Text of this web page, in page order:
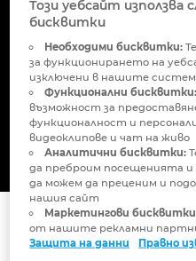
Impulses
Please fill out the
Технологии за
Потребителски
Конфигурация
PDM / PLM Integration
EPLAN Data Portal
EPLAN Образование
EPLAN Образование
EPLAN Collaboration
Бруней
България
Великобритания
Германия
Гърция
Дания
Този уебсайт използва
бисквитки
Необходими бисквитки:
за функционирането на
изключени в нашите
Функционални бисквитки:
възможност за
функционалност и
видеоклипове и чат на живо
Аналитични бисквитки:
да преброим посещенията
да можем да преценим и
нашия сайт
Маркетингови
от нашите рекламни
Защита на данни
Правно